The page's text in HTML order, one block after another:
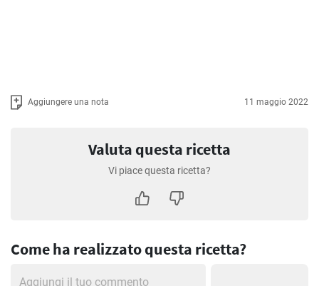
Aggiungere una nota 11 maggio 2022
Valuta questa ricetta
Vi piace questa ricetta?
Come ha realizzato questa ricetta?